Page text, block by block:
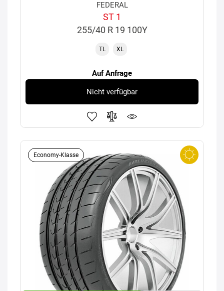
FEDERAL
ST 1
255/40 R 19 100Y
TL XL
Auf Anfrage
Nicht verfügbar
Economy-Klasse